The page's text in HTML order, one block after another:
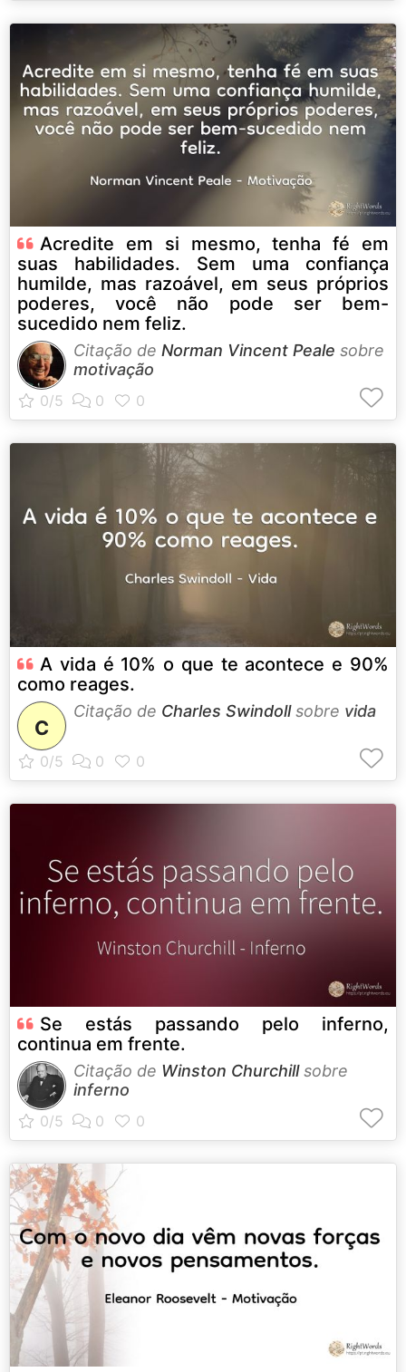
Acredite em si mesmo, tenha fé em
suas habilidades. Sem uma confiança
humilde, mas razoável, em seus próprios
poderes, você não pode ser bem-
sucedido nem feliz.
Citação de Norman Vincent Peale sobre
motivação
A vida é 10% o que te acontece e 90%
como reages.
C
Citação de Charles Swindollsobre vida
Se estás passando pelo inferno,
continua em frente.
Citação de Winston Churchillsobre
inferno